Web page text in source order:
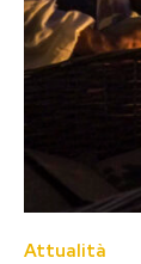
Attualità